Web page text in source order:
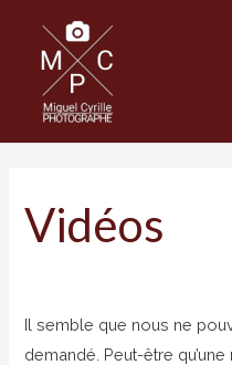
contenu
Vidéos
Il semble que nous ne
demandé. Peut-être